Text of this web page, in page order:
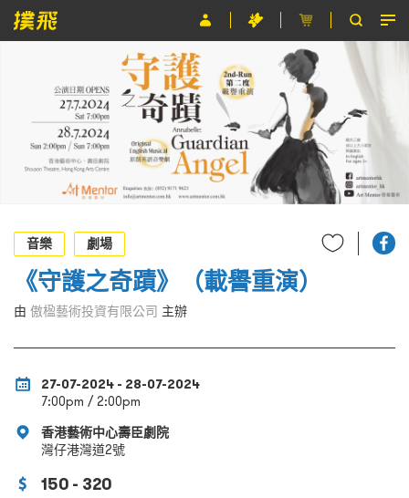
主辦單位
關於撲飛
條款及細則
EN
音樂
劇場
《守護之奇蹟》（載譽重演）
由 傲楹藝術投資有限公司 主辦
27-07-2024 - 28-07-2024
7:00pm / 2:00pm
香港藝術中心壽臣劇院
灣仔港灣道2號
150 - 320